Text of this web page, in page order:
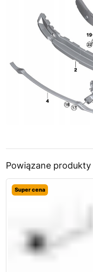
Powiązane produkty
Super cena